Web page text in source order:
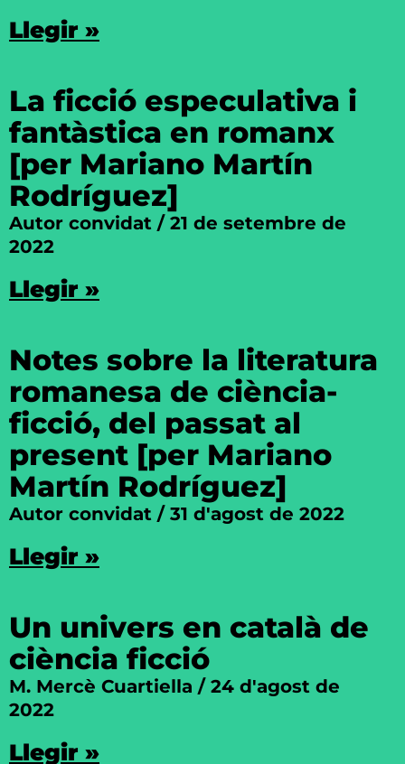
Llegir »
La ficció especulativa i
fantàstica en romanx
[per Mariano Martín
Rodríguez]
Autor convidat 21 de setembre de
2022
Llegir »
Notes sobre la literatura
romanesa de ciència-
ficció, del passat al
present [per Mariano
Martín Rodríguez]
Autor convidat 31 d'agost de 2022
Llegir »
Un univers en català de
ciència ficció
M. Mercè Cuartiella
24 d'agost de
2022
Llegir »